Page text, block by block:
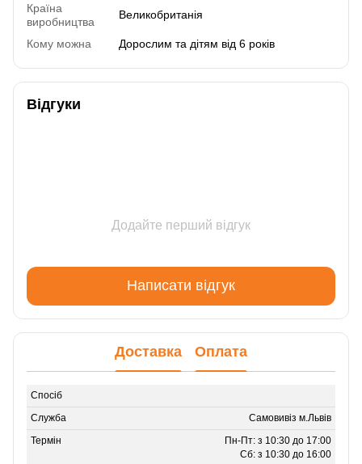
Країна
виробництва
Великобританія
Кому можна Дорослим та дітям від 6 років
Відгуки
Додайте перший відгук
Написати відгук
Доставка Оплата
Самовивіз м.Львів
Пн-Пт: з 10:30 до 17:00
Сб: з 10:30 до 16:00